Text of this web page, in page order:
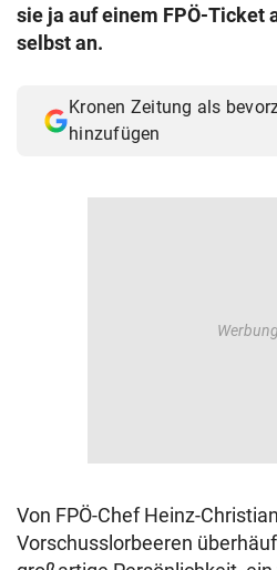
sie ja auf einem FPÖ-Ticket
selbst an.
Kronen Zeitung als
hinzufügen
Von FPÖ-Chef Heinz-
Vorschusslorbeeren